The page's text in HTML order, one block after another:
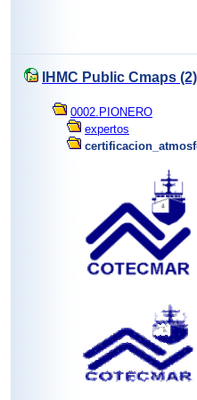
IHMC Public Cmaps (2)
0002.PIONERO
expertos